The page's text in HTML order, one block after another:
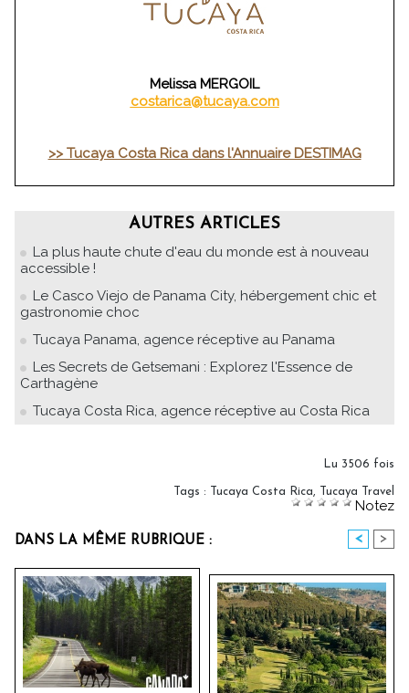
Melissa MERGOIL
costarica@tucaya.com
>> Tucaya Costa Rica dans l'Annuaire DESTIMAG
AUTRES ARTICLES
La plus haute chute d'eau du monde est à nouveau
accessible !
Le Casco Viejo de Panama City, hébergement chic et
gastronomie choc
Tucaya Panama, agence réceptive au Panama
Les Secrets de Getsemani : Explorez l'Essence de
Carthagène
Tucaya Costa Rica, agence réceptive au Costa Rica
Lu 3506 fois
Tags : Tucaya Costa Rica, Tucaya Travel
Notez
DANS LA MÊME RUBRIQUE : < >